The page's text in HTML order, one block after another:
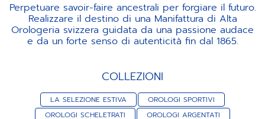
Perpetuare savoir-faire ancestrali per forgiare il futuro.
Realizzare il destino di una Manifattura di Alta
Orologeria svizzera guidata da una passione audace
e da un forte senso di autenticità fin dal 1865.
COLLEZIONI
LA SELEZIONE ESTIVA
OROLOGI SPORTIVI
OROLOGI SCHELETRATI
OROLOGI ARGENTATI